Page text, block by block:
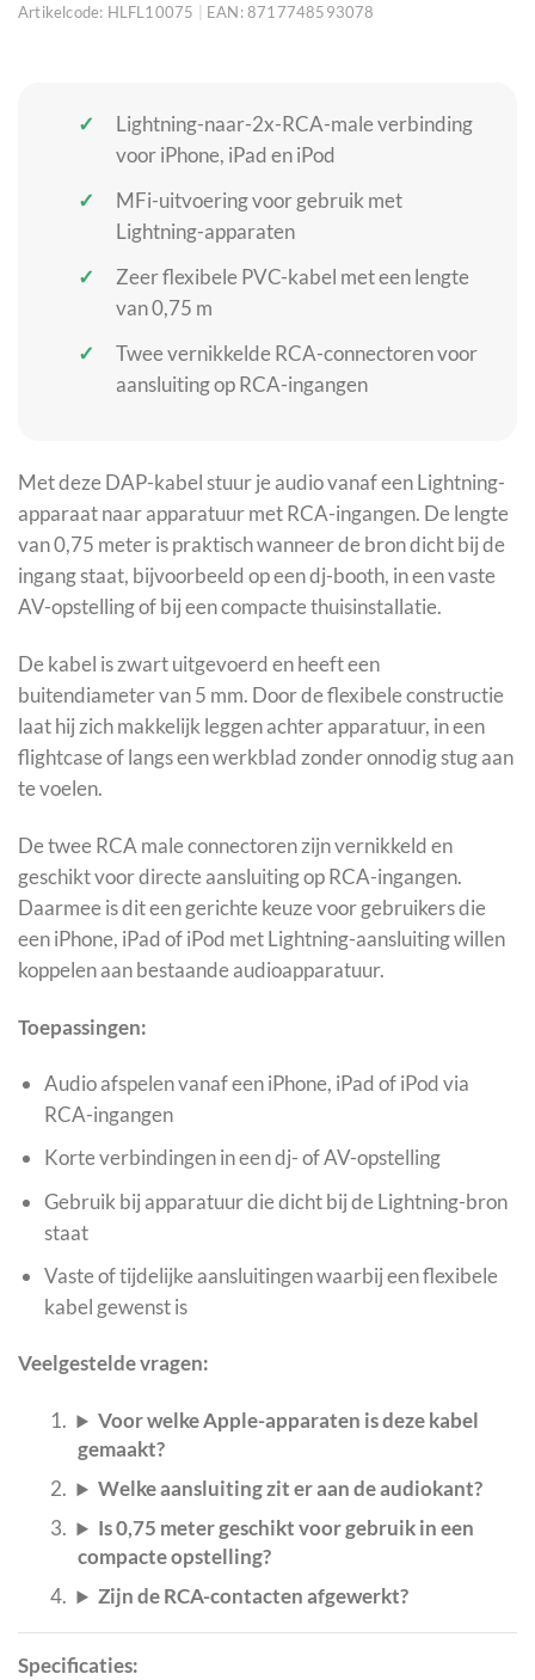
Artikelcode: HLFL10075 EAN: 8717748593078
Lightning-naar-2x-RCA-male verbinding
voor iPhone, iPad en iPod
MFi-uitvoering voor gebruik met
Lightning-apparaten
Zeer flexibele PVC-kabel met een lengte
van 0,75 m
Twee vernikkelde RCA-connectoren voor
aansluiting op RCA-ingangen
Met deze DAP-kabel stuur je audio vanaf een Lightning-
apparaat naar apparatuur met RCA-ingangen. De lengte
van 0,75 meter is praktisch wanneer de bron dicht bij de
ingang staat, bijvoorbeeld op een dj-booth, in een vaste
AV-opstelling of bij een compacte thuisinstallatie.
De kabel is zwart uitgevoerd en heeft een
buitendiameter van 5 mm. Door de flexibele constructie
laat hij zich makkelijk leggen achter apparatuur, in een
flightcase of langs een werkblad zonder onnodig stug aan
te voelen.
De twee RCA male connectoren zijn vernikkeld en
geschikt voor directe aansluiting op RCA-ingangen.
Daarmee is dit een gerichte keuze voor gebruikers die
een iPhone, iPad of iPod met Lightning-aansluiting willen
koppelen aan bestaande audioapparatuur.
Toepassingen:
Audio afspelen vanaf een iPhone, iPad of iPod via
RCA-ingangen
Korte verbindingen in een dj- of AV-opstelling
Gebruik bij apparatuur die dicht bij de Lightning-bron
staat
Vaste of tijdelijke aansluitingen waarbij een flexibele
kabel gewenst is
Veelgestelde vragen:
Voor welke Apple-apparaten is deze kabel
gemaakt?
Welke aansluiting zit er aan de audiokant?
Is 0,75 meter geschikt voor gebruik in een
compacte opstelling?
Zijn de RCA-contacten afgewerkt?
Specificaties: